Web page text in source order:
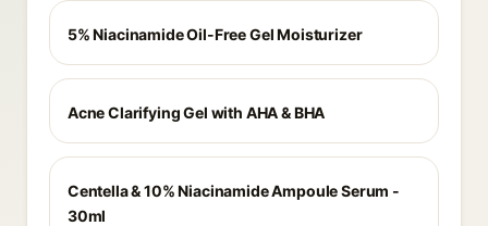
5% Niacinamide Oil-Free Gel Moisturizer
Acne Clarifying Gel with AHA & BHA
Centella & 10% Niacinamide Ampoule Serum -
30ml